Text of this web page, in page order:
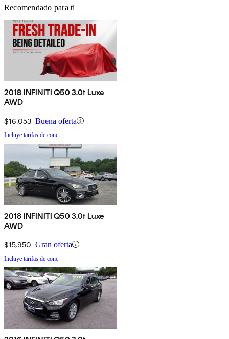
Recomendado para ti
2018 INFINITI Q50 3.0t Luxe
AWD
$16,053 Buena oferta
Incluye tarifas de conc.
2018 INFINITI Q50 3.0t Luxe
AWD
$15,950 Gran oferta
Incluye tarifas de conc.